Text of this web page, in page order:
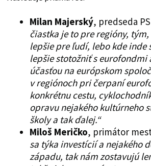
Milan Majerský, predseda
čiastka je to pre regióny,
lepšie pre ľudí, lebo kde inde
lepšie stotožniť s eurofondmi
účasťou na európskom
v regiónoch pri čerpaní
konkrétnu cestu,
opravu nejakého kultúrneho
školy a tak ďalej.“
Miloš Meričko, primátor
sa týka investícií a nejakého
západu, tak nám zostavujú